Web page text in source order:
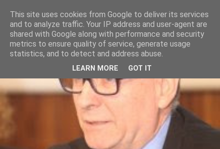
This site uses cookies from Google to deliver its services
and to analyze traffic. Your IP address and user-agent are
shared with Google along with performance and security
metrics to ensure quality of service, generate usage
statistics, and to detect and address abuse.
LEARN MORE GOT IT